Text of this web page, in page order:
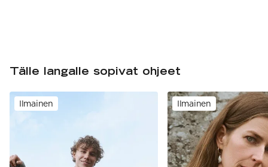
Tälle langalle sopivat ohjeet
Ilmainen Ilmainen